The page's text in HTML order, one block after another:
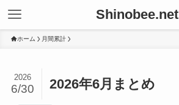
Shinobee.net
ホーム 月間累計
2026年6月まとめ
2026
6/30